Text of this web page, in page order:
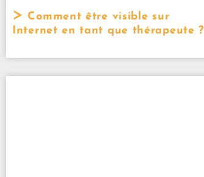
Comment être visible sur
Internet en tant que thérapeute ?